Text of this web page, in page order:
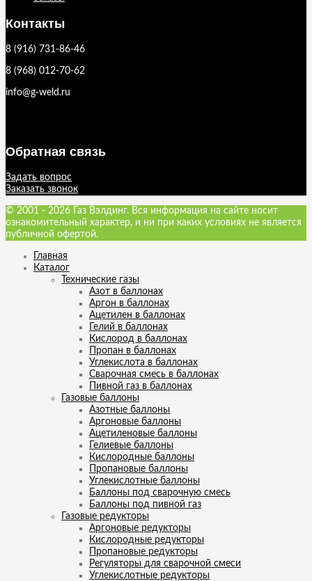
Контакты
8 (916) 731-86-46
8 (968) 012-70-62
info@g-weld.ru
Обратная связь
Задать вопрос
Заказать звонок
© 2001 - 2026 Газ Вэлдинг. Вся информация на сайте носит
ознакомительный характер, и ни при каких условиях не является
публичной офертой.
Главная
Каталог
Технические газы
Азот в баллонах
Аргон в баллонах
Ацетилен в баллонах
Гелий в баллонах
Кислород в баллонах
Пропан в баллонах
Углекислота в баллонах
Сварочная смесь в баллонах
Пивной газ в баллонах
Газовые баллоны
Азотные баллоны
Аргоновые баллоны
Ацетиленовые баллоны
Гелиевые баллоны
Кислородные баллоны
Пропановые баллоны
Углекислотные баллоны
Баллоны под сварочную смесь
Баллоны под пивной газ
Газовые редукторы
Аргоновые редукторы
Кислородные редукторы
Пропановые редукторы
Регуляторы для сварочной смеси
Углекислотные редукторы